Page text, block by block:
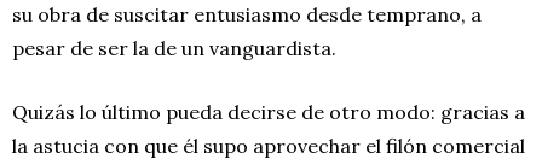
su obra de suscitar entusiasmo desde temprano, a
pesar de ser la de un vanguardista.
Quizás lo último pueda decirse de otro modo: gracias a
la astucia con que él supo aprovechar el filón comercial